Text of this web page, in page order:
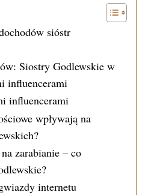
sióstr
Siostry Godlewskie w
influencerami
influencerami
wpływają na
zarabianie – co
internetu